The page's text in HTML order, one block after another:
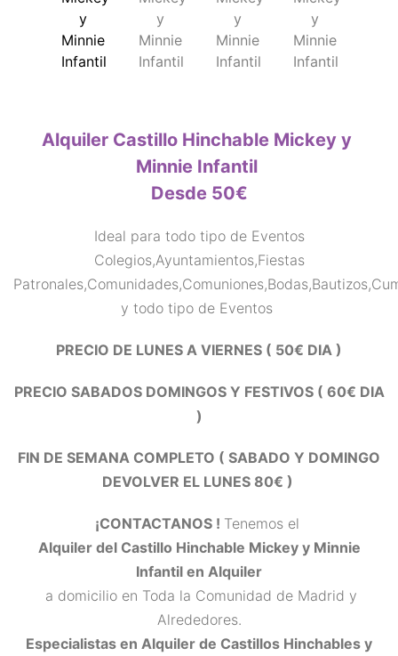
Alquiler Castillo Hinchable Mickey y
Minnie Infantil
Desde 50€
Ideal para todo tipo de Eventos
Colegios,Ayuntamientos,Fiestas
y todo tipo de Eventos
PRECIO DE LUNES A VIERNES ( 50€ DIA )
PRECIO SABADOS DOMINGOS Y FESTIVOS ( 60€ DIA
)
FIN DE SEMANA COMPLETO ( SABADO Y DOMINGO
DEVOLVER EL LUNES 80€ )
¡CONTACTANOS ! Tenemos el
Alquiler del Castillo Hinchable Mickey y Minnie
Infantil en Alquiler
a domicilio en Toda la Comunidad de Madrid y
Alrededores.
Especialistas en Alquiler de Castillos Hinchables y